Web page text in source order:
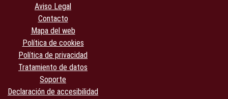
Aviso Legal
Contacto
Mapa del web
Política de cookies
Política de privacidad
Tratamiento de datos
Soporte
Declaración de accesibilidad